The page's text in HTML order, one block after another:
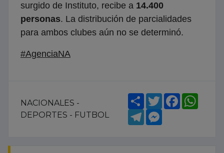
surgido de Instituto, recibe a 14.400
personas. La distribución de parcialidades
para ambos clubes aún no se determinó.
#AgenciaNA
NACIONALES -
DEPORTES - FUTBOL
ShareTwitterFacebook
TelegramMessenger